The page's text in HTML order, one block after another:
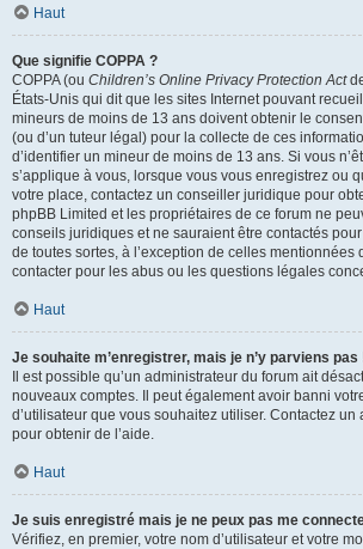
Haut
Que signifie COPPA ?
COPPA (ou Children’s Online Privacy Protection Act
États-Unis qui dit que les sites Internet pouvant
mineurs de moins de 13 ans doivent obtenir le
(ou d’un tuteur légal) pour la collecte de ces
d’identifier un mineur de moins de 13 ans. Si vous
s’applique à vous, lorsque vous vous enregistrez ou
votre place, contactez un conseiller juridique pour
phpBB Limited et les propriétaires de ce forum ne
conseils juridiques et ne sauraient être contactés
de toutes sortes, à l’exception de celles mentionnées
contacter pour les abus ou les questions légales
Haut
Je souhaite m’enregistrer, mais je n’y parviens pas
Il est possible qu’un administrateur du forum ait
nouveaux comptes. Il peut également avoir banni
d’utilisateur que vous souhaitez utiliser. Contactez
pour obtenir de l’aide.
Haut
Je suis enregistré mais je ne peux pas me
Vérifiez, en premier, votre nom d’utilisateur et votre